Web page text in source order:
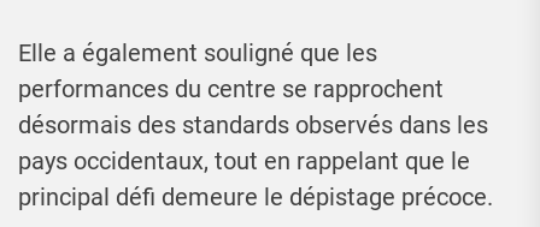
Elle a également souligné que les
performances du centre se rapprochent
désormais des standards observés dans les
pays occidentaux, tout en rappelant que le
principal défi demeure le dépistage précoce.